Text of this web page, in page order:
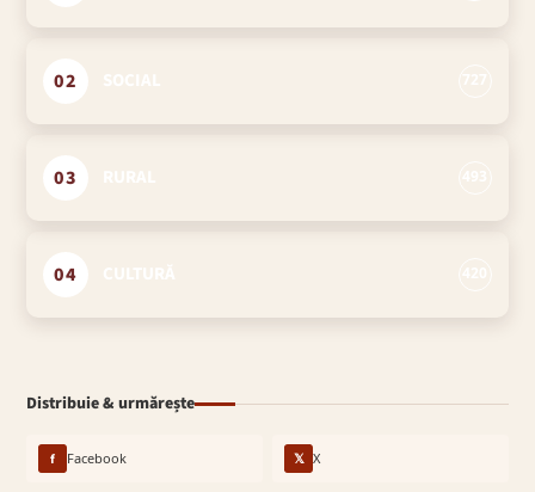
02
03
04
Distribuie & urmărește
f Facebook 𝕏 X